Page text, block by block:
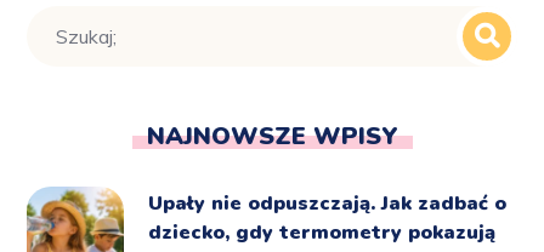
NAJNOWSZE WPISY
Upały nie odpuszczają. Jak zadbać o
dziecko, gdy termometry pokazują